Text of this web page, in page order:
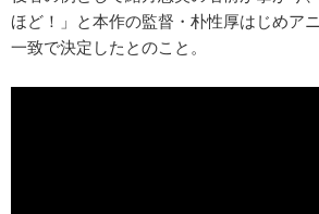
ほど！」と本作の監督・朴性厚はじめア
一致で決定したとのこと。